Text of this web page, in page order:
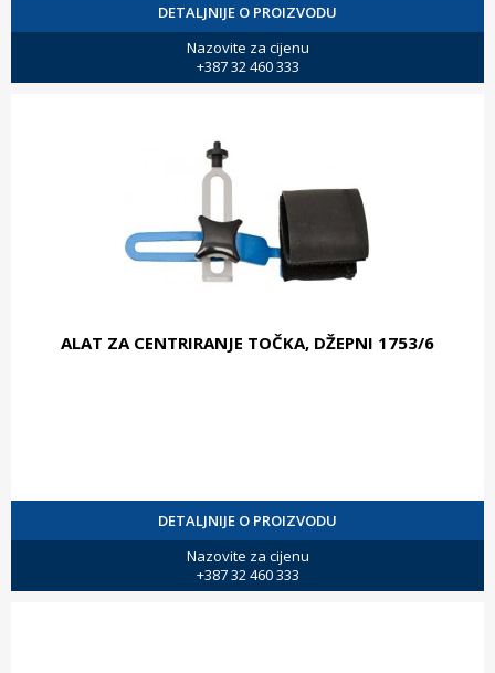
DETALJNIJE O PROIZVODU
Nazovite za cijenu
+387 32 460 333
ALAT ZA CENTRIRANJE TOČKA, DŽEPNI 1753/6
DETALJNIJE O PROIZVODU
Nazovite za cijenu
+387 32 460 333